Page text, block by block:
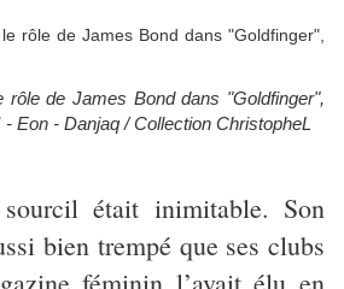
rôle de James Bond dans "Goldfinger",
Eon - Danjaq / Collection ChristopheL
était inimitable. Son
bien trempé que ses clubs